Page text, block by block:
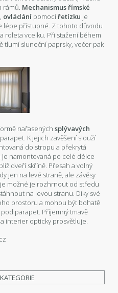
rámů. Mechanismus římské
ovládání pomocířetízku je
lépe přístupné. Z tohoto důvodu
roleta vcelku. Při stažení během
sluneční paprsky, večer pak
nařasenýchsplývavých
K jejich zavěšení slouží
do stropu a překrytá
je namontovaná po celé délce
dveří skříně. Přesah a volný
jen na levé straně, ale závěsy
možné je rozhrnout od středu
na levou stranu. Díky své
prostoru a mohou být bohatě
parapet. Příjemný tmavě
interier opticky prosvětluje.